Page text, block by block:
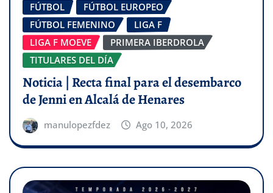
FÚTBOL
FÚTBOL EUROPEO
FÚTBOL FEMENINO
LIGA F
LIGA F MOEVE
PRIMERA IBERDROLA
TITULARES DEL DÍA
Noticia | Recta final para el desembarco
de Jenni en Alcalá de Henares
manulopezfdez Ago 10, 2026